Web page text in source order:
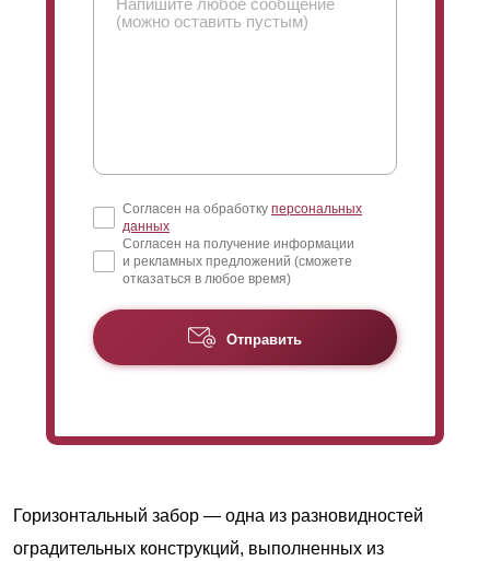
Согласен на обработку персональных
данных
Согласен на получение информации
и рекламных предложений (сможете
отказаться в любое время)
Отправить
Горизонтальный забор — одна из разновидностей
оградительных конструкций, выполненных из